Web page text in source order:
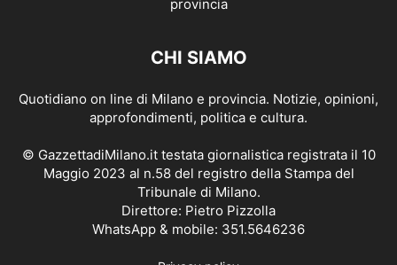
CHI SIAMO
Quotidiano on line di Milano e provincia. Notizie, opinioni,
approfondimenti, politica e cultura.
© GazzettadiMilano.it testata giornalistica registrata il 10
Maggio 2023 al n.58 del registro della Stampa del
Tribunale di Milano.
Direttore: Pietro Pizzolla
WhatsApp & mobile: 351.5646236